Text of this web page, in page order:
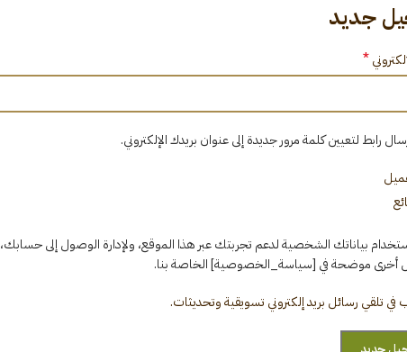
جديد
*
رابط لتعيين كلمة مرور جديدة إلى عنوان بريدك الإلكتروني.
بياناتك الشخصية لدعم تجربتك عبر هذا الموقع، ولإدارة الوصول إلى حسابك،
أخرى موضحة في [سياسة_الخصوصية] الخاصة بنا.
في تلقي رسائل بريد إلكتروني تسويقية وتحديثات.